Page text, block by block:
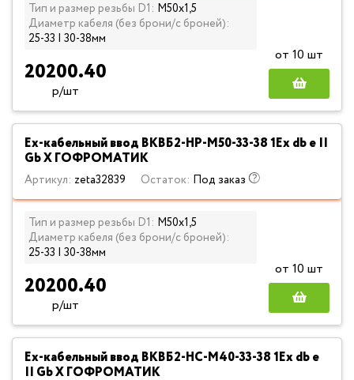
Тип и размер резьбы D1: М50х1,5
Диаметр кабеля (без брони/с броней):
25-33 | 30-38мм
20200.40
р/шт
от 10 шт
Ех-кабельный ввод ВКВБ2-НР-M50-33-38 1Ex db e II
Gb X ГОФРОМАТИК
Артикул: zeta32839 Остаток: Под заказ
Тип и размер резьбы D1: М50х1,5
Диаметр кабеля (без брони/с броней):
25-33 | 30-38мм
20200.40
р/шт
от 10 шт
Ех-кабельный ввод ВКВБ2-НС-M40-33-38 1Ex db e
II Gb X ГОФРОМАТИК